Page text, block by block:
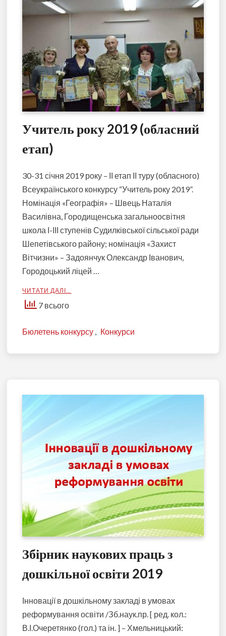
Учитель року 2019 (обласний
етап)
30-31 січня 2019 року – ІІ етап ІІ туру (обласного)
Всеукраїнського конкурсу “Учитель року 2019”.
Номінація «Географія» – Швець Наталія
Василівна, Городищенська загальноосвітня
школа І-ІІІ ступенів Судилківської сільської ради
Шепетівського району; номінація «Захист
Вітчизни» – Задоянчук Олександр Іванович,
Городоцький ліцей …
ЧИТАТИ ДАЛІ…
7 всього
Бюлетень конкурсу , Конкурси
Збірник наукових праць з
дошкільної освіти 2019
Інновації в дошкільному закладі в умовах
реформування освіти /Зб.наук.пр. [ ред. кол.:
В.І.Очеретянко (гол.) та ін. ] – Хмельницький: